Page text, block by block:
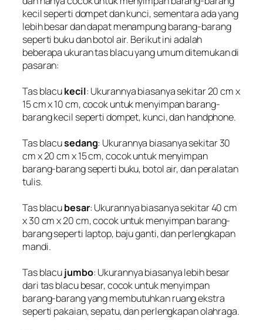
kecil seperti dompet dan kunci, sementara ada yang
lebih besar dan dapat menampung barang-barang
seperti buku dan botol air. Berikut ini adalah
beberapa ukuran tas blacu yang umum ditemukan di
pasaran:
Tas blacukecil: Ukurannya biasanya sekitar 20 cm x
15 cm x 10 cm, cocok untuk menyimpan barang-
barang kecil seperti dompet, kunci, dan handphone.
Tas blacusedang: Ukurannya biasanya sekitar 30
cm x 20 cm x 15 cm, cocok untuk menyimpan
barang-barang seperti buku, botol air, dan peralatan
tulis.
Tas blacubesar: Ukurannya biasanya sekitar 40 cm
x 30 cm x 20 cm, cocok untuk menyimpan barang-
barang seperti laptop, baju ganti, dan perlengkapan
mandi.
Tas blacujumbo: Ukurannya biasanya lebih besar
dari tas blacu besar, cocok untuk menyimpan
barang-barang yang membutuhkan ruang ekstra
seperti pakaian, sepatu, dan perlengkapan olahraga.